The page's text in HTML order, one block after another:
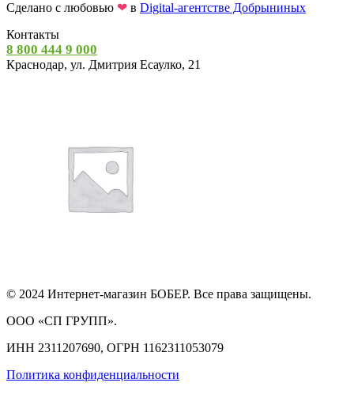
Сделано с любовью ❤ в Digital-агентстве Добрыниных
Контакты
8 800 444 9 000
Краснодар, ул. Дмитрия Есаулко, 21
© 2024 Интернет-магазин БОБЕР. Все права защищены.
ООО «СП ГРУПП».
ИНН 2311207690, ОГРН 1162311053079
Политика конфиденциальности